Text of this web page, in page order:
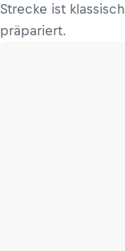
Strecke ist klassisch
präpariert.